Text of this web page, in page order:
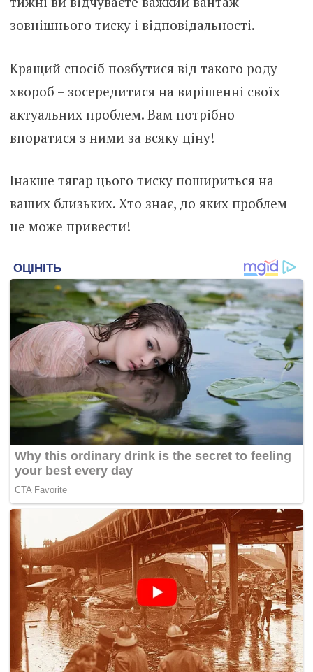
зовнішнього тиску і відповідальності.
Кращий спосіб позбутися від такого роду
хвороб – зосередитися на вирішенні своїх
актуальних проблем. Вам потрібно
впоратися з ними за всяку ціну!
Інакше тягар цього тиску пошириться на
ваших близьких. Хто знає, до яких проблем
це може привести!